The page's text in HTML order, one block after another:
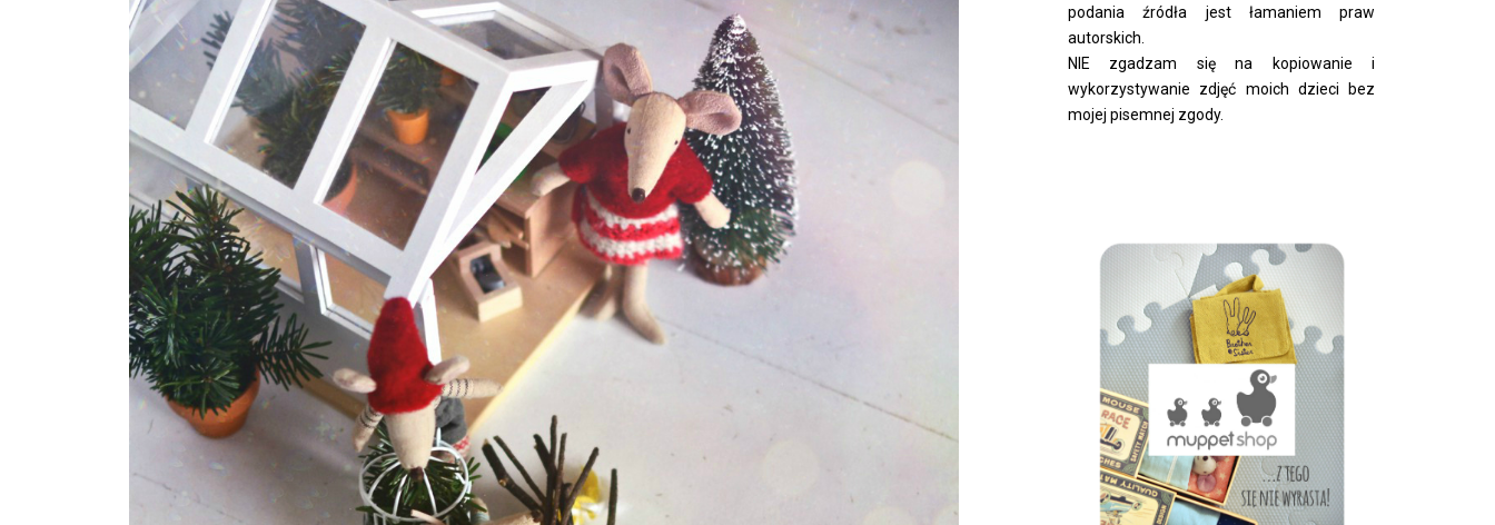
podania źródła jest łamaniem praw
autorskich.
NIE zgadzam się na kopiowanie i
wykorzystywanie zdjęć moich dzieci bez
mojej pisemnej zgody.